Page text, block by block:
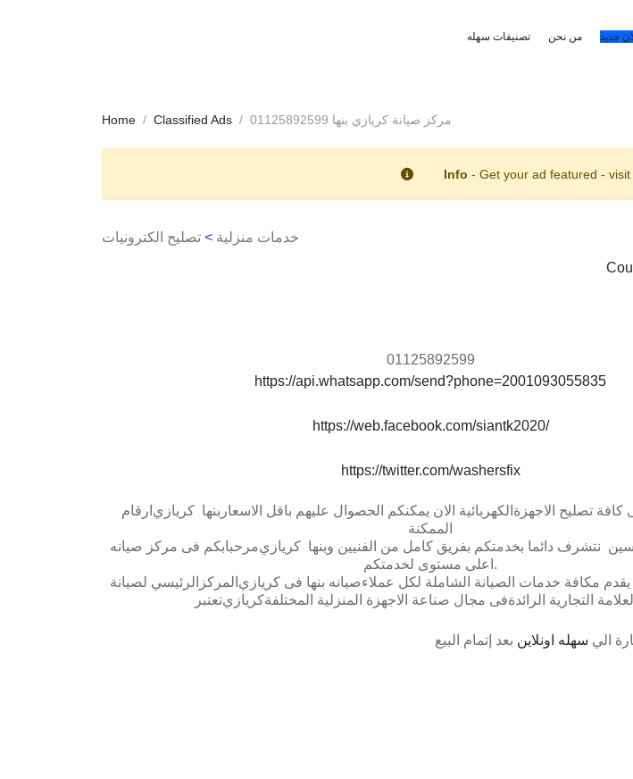
تصنيفات سهله من نحن جديد
Home Classified Ads مركز صيانة كريازي بنها 01125892599
Info - Get your ad featured -
خدمات منزلية > تصليح الكترونيات
01125892599
https://api.whatsapp.com/send?phone=2001093055835
https://web.facebook.com/siantk2020/
https://twitter.com/washersfix
ارقام كريازي بنها كافة تصليح الاجهزةالكهربائية الان يمكنكم الحصوال عليهم باقل الاسعار
الممكنة
مرحبابكم فى مركز صيانهكريازي بنهانتشرف دائما بخدمتكم بفريق كامل من الفنيين و
اعلى مستوى لخدمتكم .
المركزالرئيسي لصيانة كريازي فى بنها يقدم مكافة خدمات الصيانة الشاملة لكل عملاءصيانه
تعتبركريازيالتجارية الرائدةفى مجال صناعة الاجهزة المنزلية المختلفة
الي سهله اونلاين بعد إتمام البيع